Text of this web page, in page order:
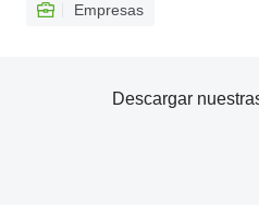
Empresas
Descargar